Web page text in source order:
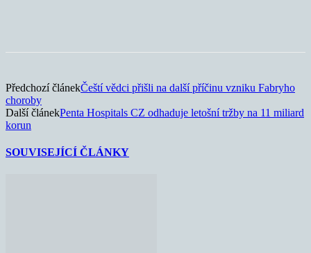
Předchozí článekČeští vědci přišli na další příčinu vzniku Fabryho
choroby
Další článekPenta Hospitals CZ odhaduje letošní tržby na 11 miliard
korun
SOUVISEJÍCÍ ČLÁNKY